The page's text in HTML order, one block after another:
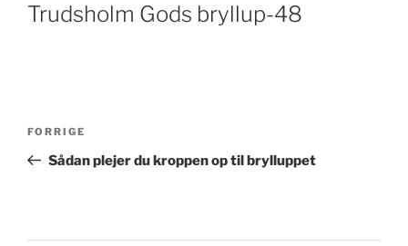
Trudsholm Gods bryllup-48
Forrige
indlæg
FORRIGE
Sådan plejer du kroppen op til brylluppet